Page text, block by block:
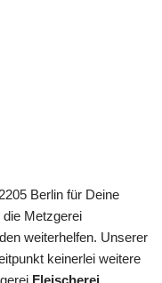
Berlin für Deine
Metzgerei
weiterhelfen. Unserer
keinerlei weitere
Fleischerei